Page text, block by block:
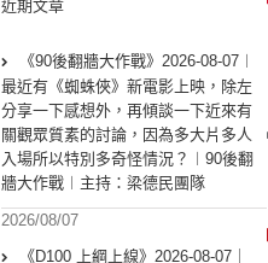
近期文章
《90後翻牆大作戰》2026-08-07︱
最近有《蜘蛛俠》新電影上映，除左
分享一下感想外，再傾談一下近來有
關觀眾質素的討論，因為多大片多人
入場所以特別多奇怪情況？︱90後翻
牆大作戰︱主持：梁德民團隊
2026/08/07
《D100 上綱上線》2026-08-07｜